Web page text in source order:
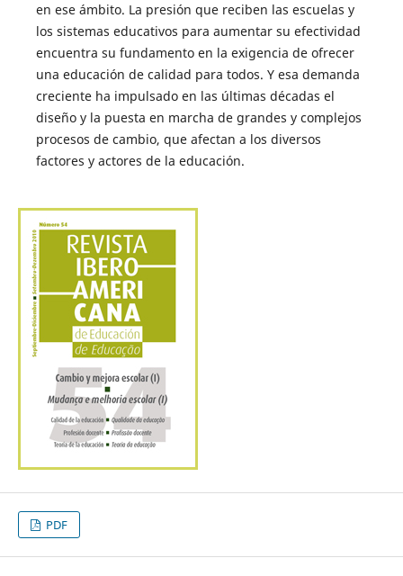
en ese ámbito. La presión que reciben las escuelas y
los sistemas educativos para aumentar su efectividad
encuentra su fundamento en la exigencia de ofrecer
una educación de calidad para todos. Y esa demanda
creciente ha impulsado en las últimas décadas el
diseño y la puesta en marcha de grandes y complejos
procesos de cambio, que afectan a los diversos
factores y actores de la educación.
PDF